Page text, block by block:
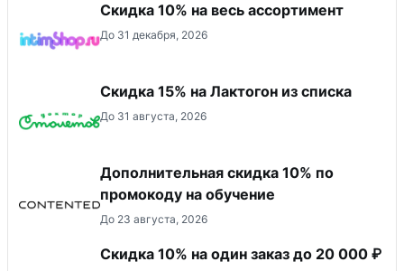
Скидка 10% на весь ассортимент
До 31 декабря, 2026
Скидка 15% на Лактогон из списка
До 31 августа, 2026
Дополнительная скидка 10% по
промокоду на обучение
До 23 августа, 2026
Скидка 10% на один заказ до 20 000 ₽